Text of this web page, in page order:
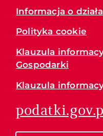
Informacja o
Polityka cookie
Klauzula
Gospodarki
Klauzula